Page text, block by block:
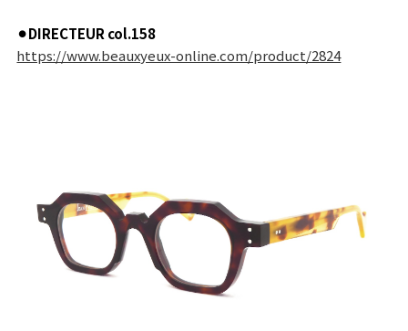
⚫︎DIRECTEUR col.158
https://www.beauxyeux-online.com/product/2824